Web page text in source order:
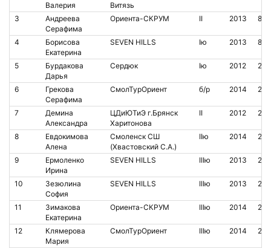
Валерия
Витязь
3
Андреева
Серафима
Ориента-СКРУМ II 2013
4
Борисова
Екатерина
SEVEN HILLS Iю 2013
5
Бурдакова
Дарья
Сердюк Iю 2012
6
Грекова
Серафима
СмолТурОриент б/р 2014
7
Демина
Александра
ЦДиЮТиЭ г.Брянск
Харитонова
II 2012
8
Евдокимова
Алена
Смоленск СШ
(Хвастовский С.А.)
IIю 2014
9
Ермоленко
Ирина
SEVEN HILLS IIIю 2013
10
Зезюлина
София
SEVEN HILLS IIIю 2013
11
Зимакова
Екатерина
Ориента-СКРУМ IIIю 2014
12
Клямерова
Мария
СмолТурОриент IIIю 2014